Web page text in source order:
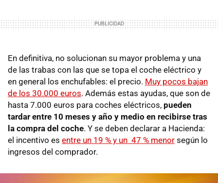
En definitiva, no solucionan su mayor problema y una
de las trabas con las que se topa el coche eléctrico y
en general los enchufables: el precio. Muy pocos bajan
de los 30.000 euros. Además estas ayudas, que son de
hasta 7.000 euros para coches eléctricos, pueden
tardar entre 10 meses y año y medio en recibirse tras
la compra del coche. Y se deben declarar a Hacienda:
el incentivo es entre un 19 % y un 47 % menor según lo
ingresos del comprador.